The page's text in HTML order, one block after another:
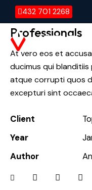
432 701 2268
Professionals
At vero eos et
ducimus qui
atque corrupti quos
excepturi sint
Client
Year
Author